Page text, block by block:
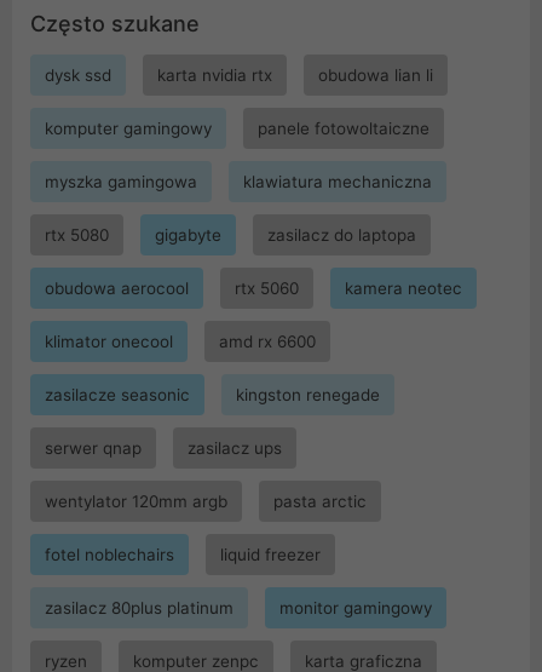
Często szukane
dysk ssd karta nvidia rtx obudowa lian li
komputer gamingowy panele fotowoltaiczne
myszka gamingowa klawiatura mechaniczna
rtx 5080 gigabyte zasilacz do laptopa
obudowa aerocool rtx 5060 kamera neotec
klimator onecool amd rx 6600
zasilacze seasonic kingston renegade
serwer qnap zasilacz ups
wentylator 120mm argb pasta arctic
fotel noblechairs liquid freezer
zasilacz 80plus platinum monitor gamingowy
ryzen komputer zenpc karta graficzna